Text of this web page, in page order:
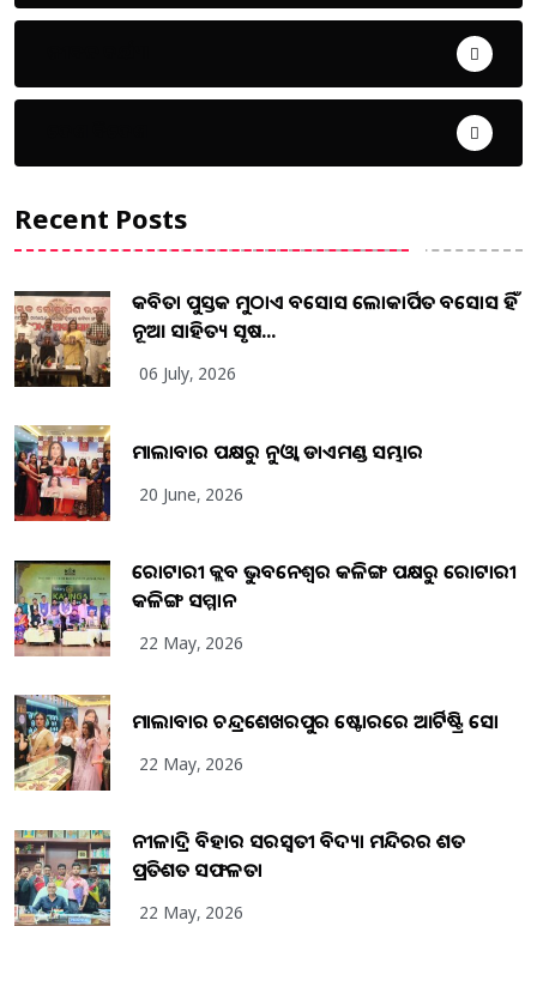
Recent Posts
କବିତା ପୁସ୍ତକ ମୁଠାଏ ଅବସୋସ ଲୋକାର୍ପିତ ଅବସୋସ ହିଁ
ନୂଆ ସାହିତ୍ୟ ସୃଷ...
06 July, 2026
ମାଲାବାର ପକ୍ଷରୁ ନୁଓ୍ବା ଡାଏମଣ୍ଡ ସମ୍ଭାର
20 June, 2026
ରୋଟାରୀ କ୍ଲବ ଭୁବନେଶ୍ୱର କଳିଙ୍ଗ ପକ୍ଷରୁ ରୋଟାରୀ
କଳିଙ୍ଗ ସମ୍ମାନ
22 May, 2026
ମାଲାବାର ଚନ୍ଦ୍ରଶେଖରପୁର ଷ୍ଟୋରରେ ଆର୍ଟିଷ୍ଟ୍ରି ସୋ
22 May, 2026
ନୀଳାଦ୍ରି ବିହାର ସରସ୍ୱତୀ ବିଦ୍ୟା ମନ୍ଦିରର ଶତ
ପ୍ରତିଶତ ସଫଳତା
22 May, 2026